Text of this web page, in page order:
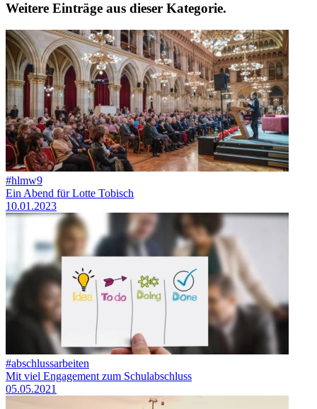
Weitere Einträge aus dieser Kategorie.
#hlmw9
Ein Abend für Lotte Tobisch
10.01.2023
#abschlussarbeiten
Mit viel Engagement zum Schulabschluss
05.05.2021